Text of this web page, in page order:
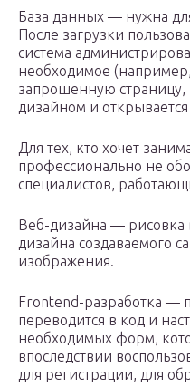
База данных — нужна
После загрузки
система
необходимое
запрошенную страницу,
дизайном и
Для тех, кто хочет
профессионально не
специалистов,
Веб-дизайна — рисовка
дизайна создаваемого
изображения.
Frontend-разработка —
переводится в код и
необходимых форм,
впоследствии
для регистрации, для